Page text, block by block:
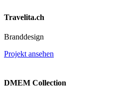
Travelita.ch
Branddesign
Projekt ansehen
DMEM Collection